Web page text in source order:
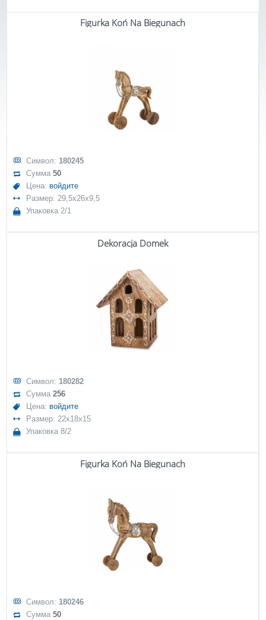
Figurka Koń Na Biegunach
Символ: 180245
Сумма50
Цена: войдите
Размер: 29,5x26x9,5
Упаковка 2/1
Dekoracja Domek
Символ: 180282
Сумма256
Цена: войдите
Размер: 22x18x15
Упаковка 8/2
Figurka Koń Na Biegunach
Символ: 180246
Сумма50